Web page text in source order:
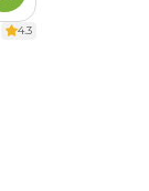
4.3